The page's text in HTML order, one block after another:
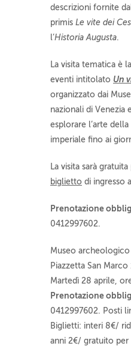
descrizioni fornite
primis Le vite dei
l’Historia Augusta.
La visita tematica è
eventi intitolato Un
organizzato dai
nazionali di Venezia
esplorare l’arte
imperiale fino ai
La visita sarà gratuita
biglietto di ingresso
Prenotazione
0412997602.
Museo
Piazzetta San Marco
Martedì 28 aprile,
Prenotazione
0412997602. Posti
Biglietti: interi 8€/
anni 2€/ gratuito